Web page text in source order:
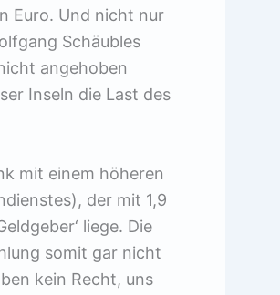
Euro. Und nicht nur
Schäubles
angehoben
Inseln die Last des
mit einem höheren
der mit 1,9
liege. Die
somit gar nicht
kein Recht, uns